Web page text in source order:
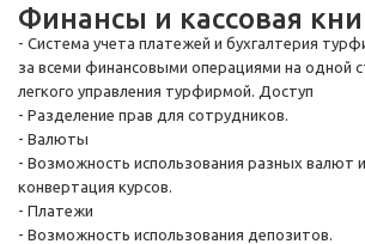
Финансы и кассовая
- Система учета платежей и бухгалтерия
за всеми финансовыми операциями на одной
легкого управления турфирмой. Доступ
- Разделение прав для сотрудников.
- Валюты
- Возможность использования разных валют
конвертация курсов.
- Платежи
- Возможность использования депозитов.